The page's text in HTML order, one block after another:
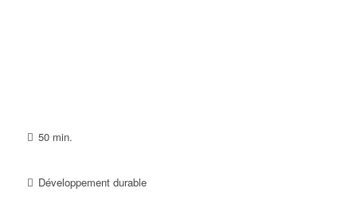
50 min.
Développement durable